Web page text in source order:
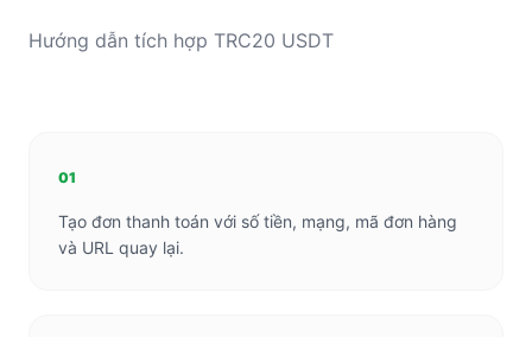
Hướng dẫn tích hợp TRC20 USDT
01
Tạo đơn thanh toán với số tiền, mạng, mã đơn hàng
và URL quay lại.